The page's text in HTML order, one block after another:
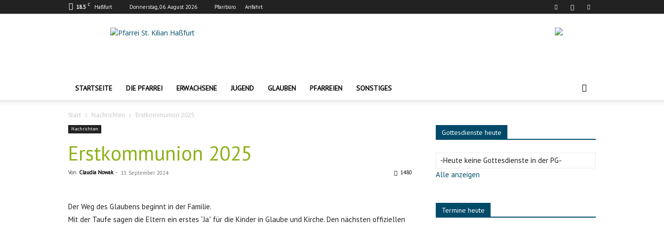
18.5 C Haßfurt Donnerstag, 06. August 2026 Pfarrbüro Anfahrt
Pfarrei
STARTSEITE DIE PFARREI ERWACHSENE JUGEND GLAUBEN PFARREIEN SONSTIGES
Start Nachrichten Erstkommunion 2025
Nachrichten
Erstkommunion 2025
Von Claudia Nowak - 13. September 2024 1480
Der Weg des Glaubens beginnt in der Familie.
Mit der Taufe sagen die Eltern ein erstes “Ja” für die Kinder in Glaube und Kirche. Den nächsten offiziellen
Gottesdienste heute
-Heute keine Gottesdienste in der PG-
Alle anzeigen
Termine heute